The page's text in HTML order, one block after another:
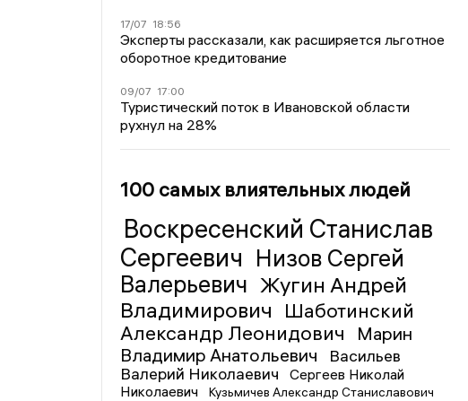
17/07 18:56
Эксперты рассказали, как расширяется льготное
оборотное кредитование
09/07 17:00
Туристический поток в Ивановской области
рухнул на 28%
100 самых влиятельных людей
Воскресенский Станислав
Сергеевич Низов Сергей
Валерьевич Жугин Андрей
Владимирович
Шаботинский
Александр Леонидович
Марин
Владимир Анатольевич
Васильев
Валерий Николаевич
Сергеев Николай
Николаевич
Кузьмичев Александр Станиславович